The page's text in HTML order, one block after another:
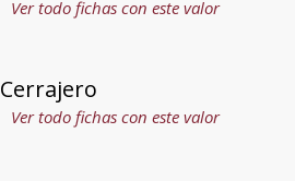
Ver todo fichas con este valor
Cerrajero
Ver todo fichas con este valor